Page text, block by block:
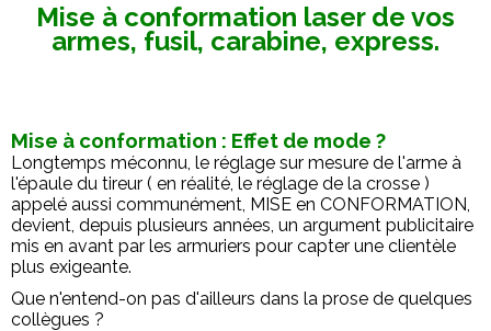
Mise à conformation laser de vos
armes, fusil, carabine, express.
Mise à conformation : Effet de mode ?
Longtemps méconnu, le réglage sur mesure de l'arme à
l'épaule du tireur ( en réalité, le réglage de la crosse )
appelé aussi communément, MISE en CONFORMATION,
devient, depuis plusieurs années, un argument publicitaire
mis en avant par les armuriers pour capter une clientèle
plus exigeante.
Que n'entend-on pas d'ailleurs dans la prose de quelques
collègues ?